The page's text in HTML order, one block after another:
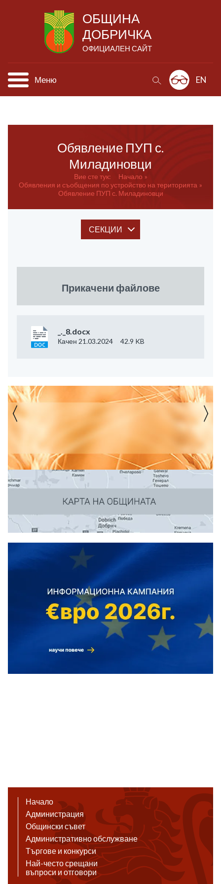
ОБЩИНА
ДОБРИЧКА
ОФИЦИАЛЕН САЙТ
Меню EN
Обявление ПУП с.
Миладиновци
Вие сте тук:
Начало
Обявления и съобщения по устройство на територията
Обявление ПУП с. Миладиновци
СЕКЦИИ
Прикачени файлове
_._8.docx
Качен 21.03.2024 42.9 KB
Начало
Администрация
Общински съвет
Административно обслужване
Търгове и конкурси
Най-често срещани
въпроси и отговори